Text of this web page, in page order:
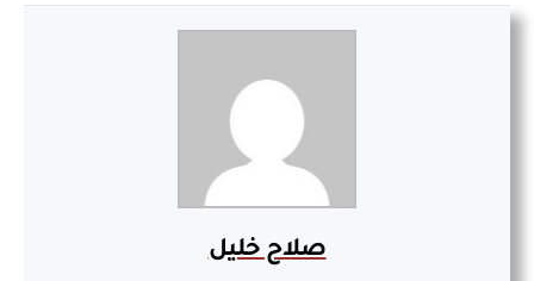
صلاح خليل